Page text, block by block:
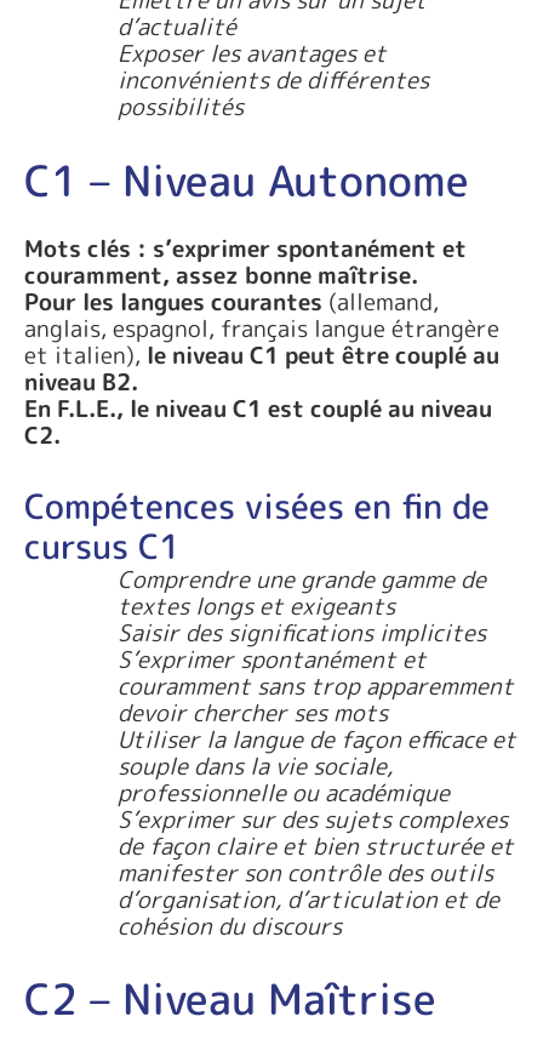
d’actualité
Exposer les avantages et
inconvénients de différentes
possibilités
C1 – Niveau Autonome
Mots clés : s’exprimer spontanément et
couramment, assez bonne maîtrise.
Pour les langues courantes (allemand,
anglais, espagnol, français langue étrangère
et italien), le niveau C1 peut être couplé au
niveau B2.
En F.L.E., le niveau C1 est couplé au niveau
C2.
Compétences visées en fin de
cursus C1
Comprendre une grande gamme de
textes longs et exigeants
Saisir des significations implicites
S’exprimer spontanément et
couramment sans trop apparemment
devoir chercher ses mots
Utiliser la langue de façon efficace et
souple dans la vie sociale,
professionnelle ou académique
S’exprimer sur des sujets complexes
de façon claire et bien structurée et
manifester son contrôle des outils
d’organisation, d’articulation et de
cohésion du discours
C2 – Niveau Maîtrise